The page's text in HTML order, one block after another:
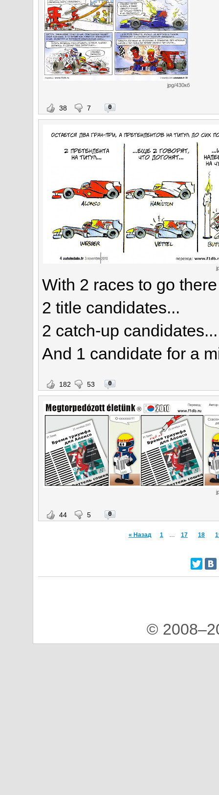
jpg/430кб
38 7 0
With 2 races to go
2 title candidates...
2 catch-up candidates...
And 1 candidate for a
182 53 0
44 5 0
« Назад 1 … 17 18
©